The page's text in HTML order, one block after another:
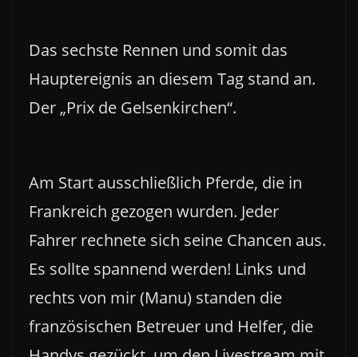
Das sechste Rennen und somit das
Hauptereignis an diesem Tag stand an.
Der „Prix de Gelsenkirchen“.
Am Start ausschließlich Pferde, die in
Frankreich gezogen wurden. Jeder
Fahrer rechnete sich seine Chancen aus.
Es sollte spannend werden! Links und
rechts von mir (Manu) standen die
französischen Betreuer und Helfer, die